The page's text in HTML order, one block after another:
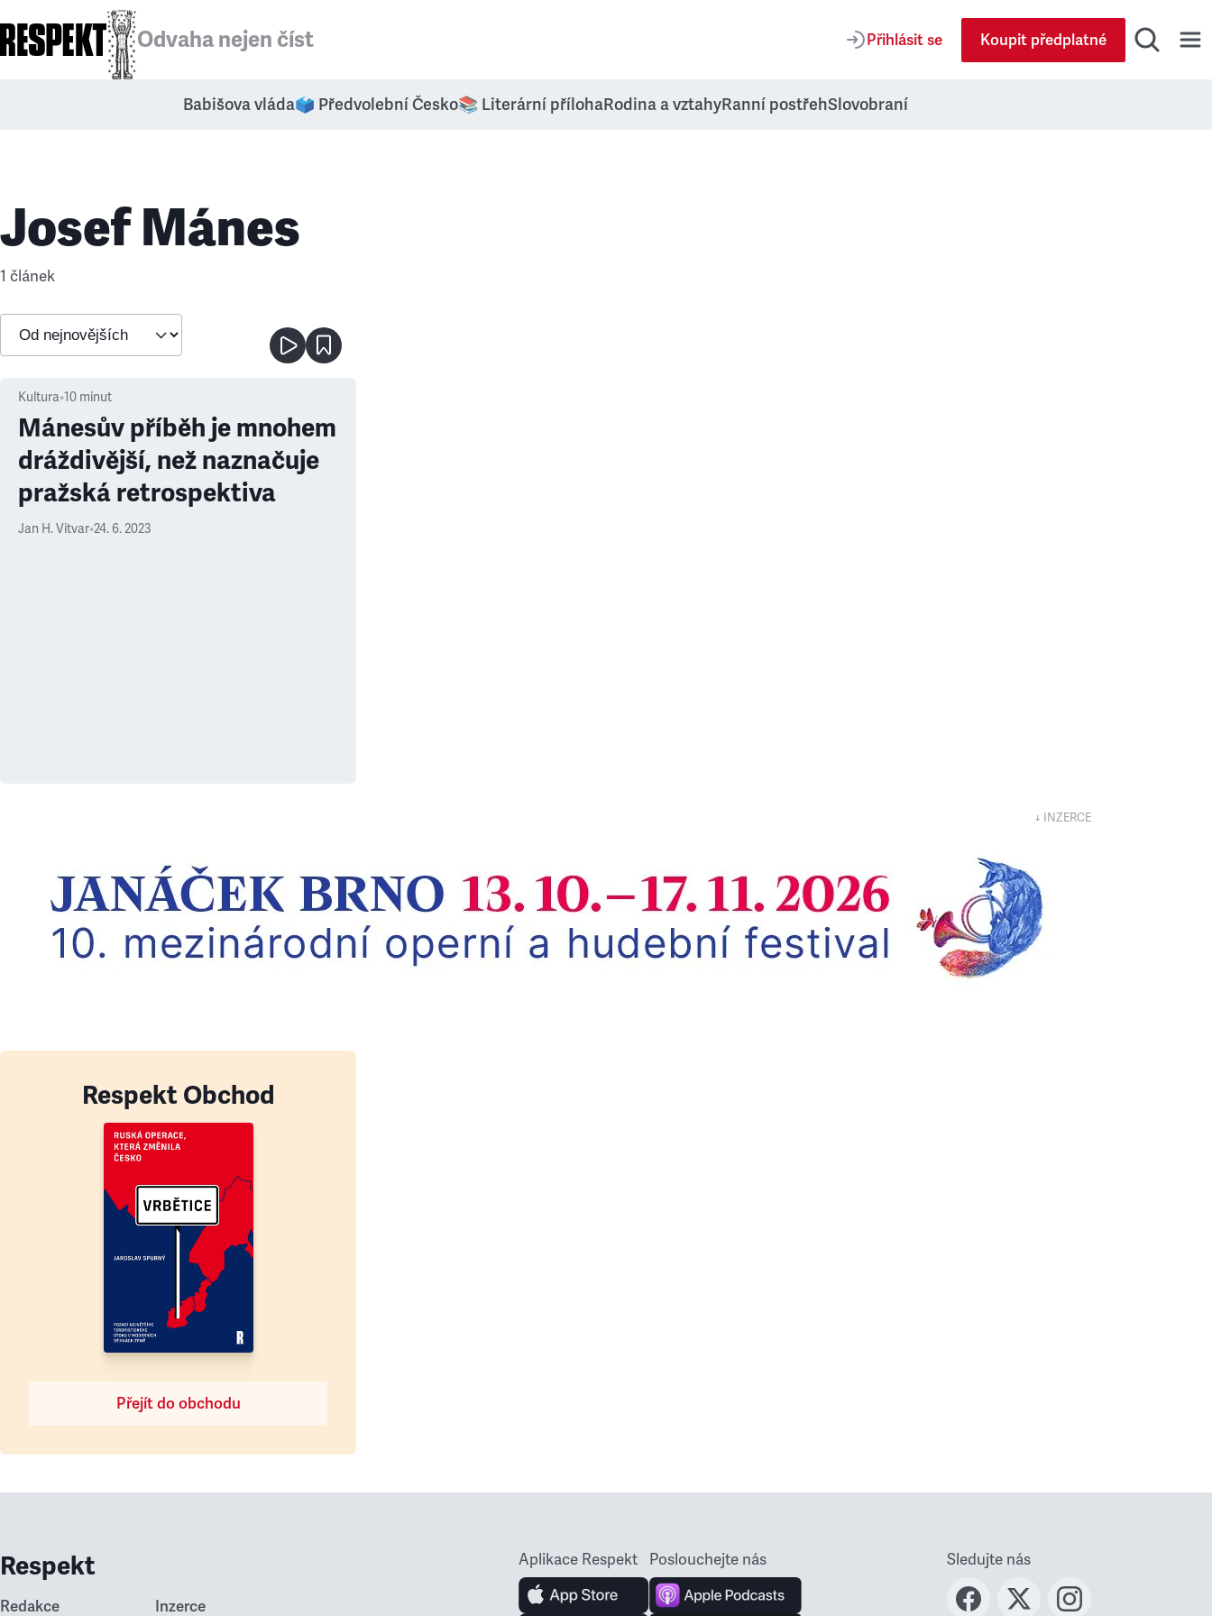
Odvaha nejen číst Přihlásit se Koupit předplatné
Babišova vláda🗳️ Předvolební Česko📚 Literární přílohaRodina a vztahyRanní postřehSlovobraní
Josef Mánes
1 článek
Kultura•10 minut
Mánesův příběh je mnohem
dráždivější, než naznačuje
pražská retrospektiva
Jan H. Vitvar•24. 6. 2023
↓ INZERCE
Respekt Obchod
Přejít do obchodu
Respekt
Redakce Inzerce
Aplikace Respekt Poslouchejte nás Sledujte nás